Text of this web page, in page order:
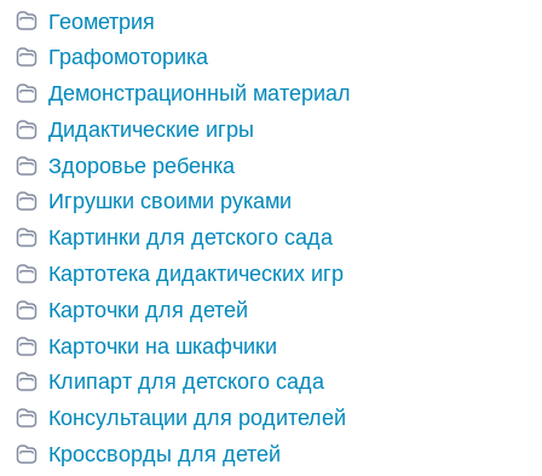
Геометрия
Графомоторика
Демонстрационный материал
Дидактические игры
Здоровье ребенка
Игрушки своими руками
Картинки для детского сада
Картотека дидактических игр
Карточки для детей
Карточки на шкафчики
Клипарт для детского сада
Консультации для родителей
Кроссворды для детей